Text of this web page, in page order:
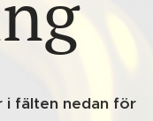
i fälten nedan för